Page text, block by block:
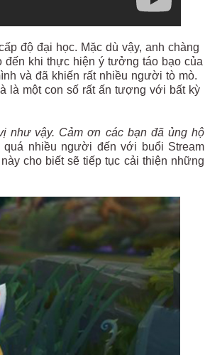
độ đại học. Mặc dù vậy, anh chàng
đến khi thực hiện ý tưởng táo bạo của
và đã khiến rất nhiều người tò mò.
là một con số rất ấn tượng với bất kỳ
như vậy. Cảm ơn các bạn đã ủng hộ
nhiều người đến với buổi Stream
cho biết sẽ tiếp tục cải thiện những